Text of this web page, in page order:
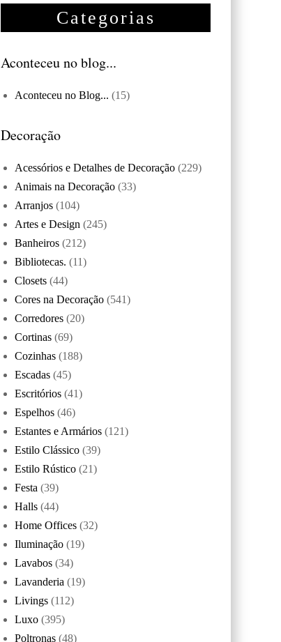
Categorias
Aconteceu no blog...
Aconteceu no Blog... (15)
Decoração
Acessórios e Detalhes de Decoração (229)
Animais na Decoração (33)
Arranjos (104)
Artes e Design (245)
Banheiros (212)
Bibliotecas. (11)
Closets (44)
Cores na Decoração (541)
Corredores (20)
Cortinas (69)
Cozinhas (188)
Escadas (45)
Escritórios (41)
Espelhos (46)
Estantes e Armários (121)
Estilo Clássico (39)
Estilo Rústico (21)
Festa (39)
Halls (44)
Home Offices (32)
Iluminação (19)
Lavabos (34)
Lavanderia (19)
Livings (112)
Luxo (395)
Poltronas (48)